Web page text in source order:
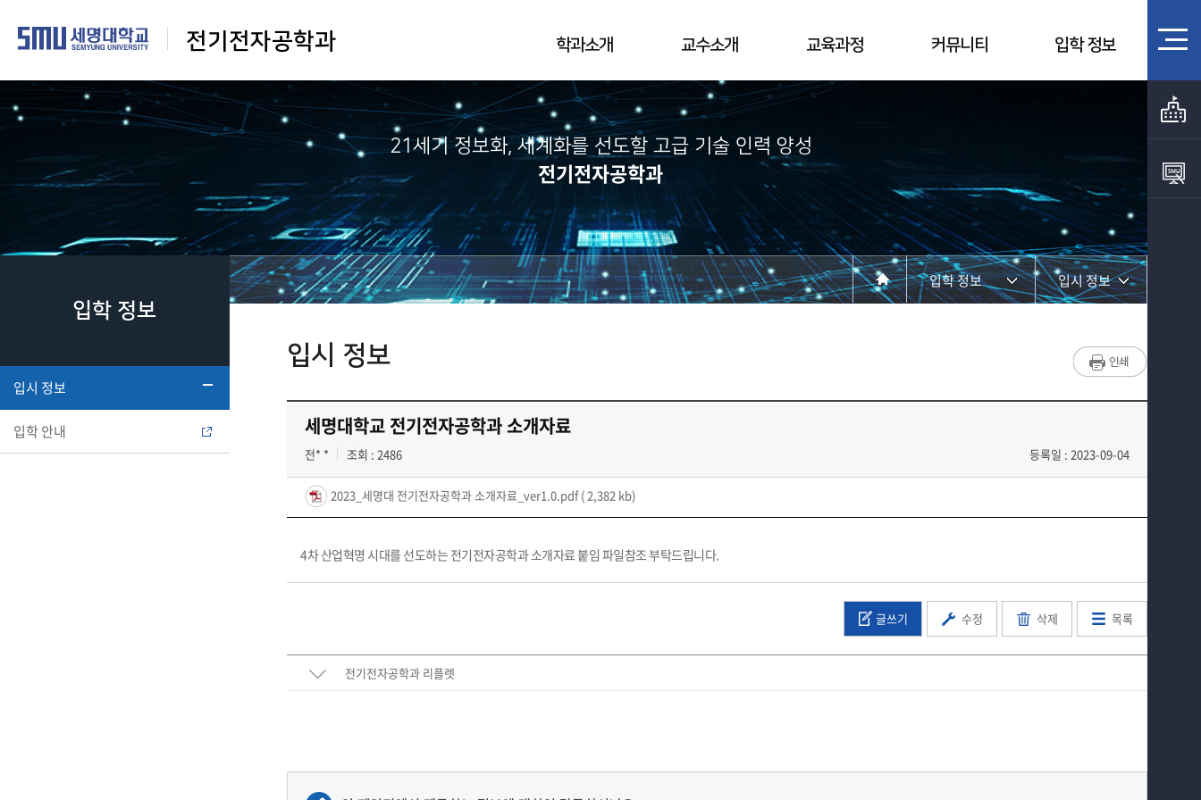
전기전자공학과 학과소개 교수소개 교육과정 커뮤니티 입학 정보
21세기 정보화, 세계화를 선도할 고급 기술 인력 양성
전기전자공학과
입학 정보
입시 정보
입학 안내
입학 정보
교육과정
입시 정보
입학 안내
입시 정보
세명대학교 전기전자공학과 소개자료
전* * 조회 : 2486 등록일 : 2023-09-04
2023_세명대 전기전자공학과 소개자료_ver1.0.pdf( 2,382 kb)
4차 산업혁명 시대를 선도하는 전기전자공학과 소개자료 붙임 파일참조 부탁드립니다.
글쓰기 수정 삭제 목록
전기전자공학과 리플렛